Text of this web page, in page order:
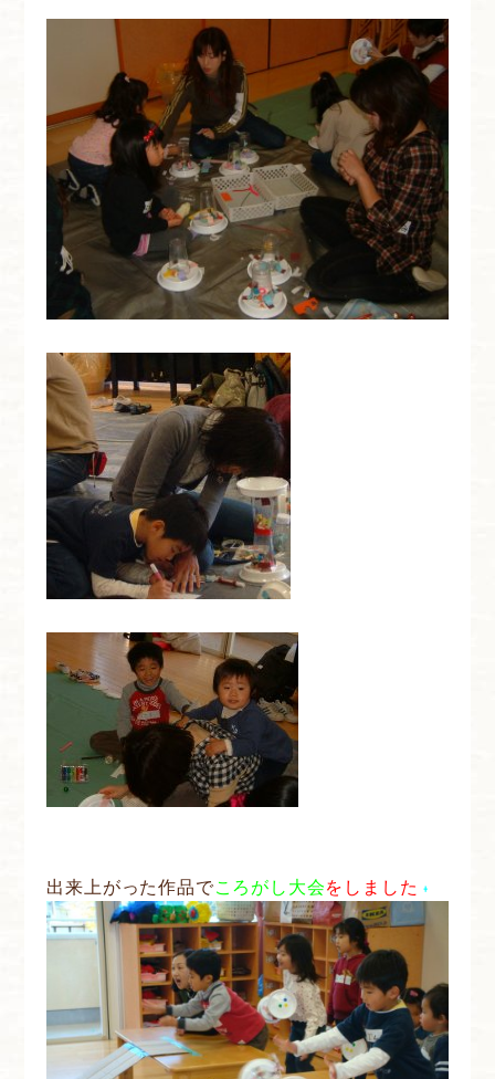
出来上がった作品でころがし大会をしました